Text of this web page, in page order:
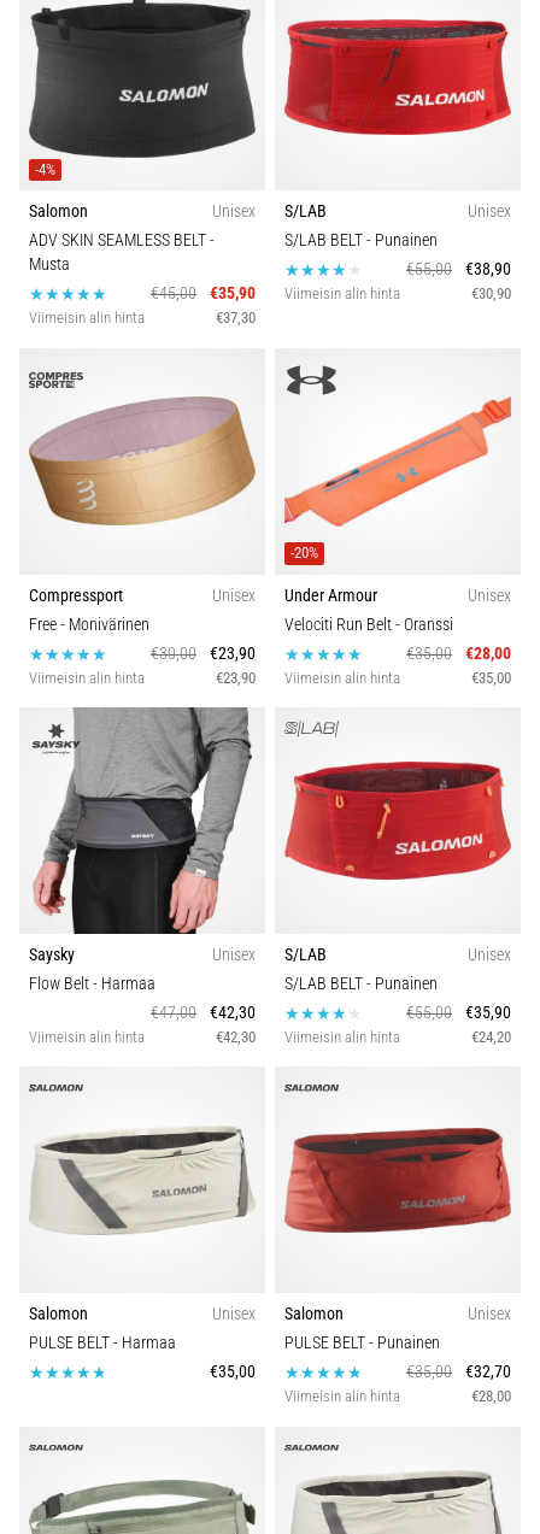
-4%
Salomon
Unisex
ADV SKIN SEAMLESS BELT-
Musta
€45,00
€35,90
Viimeisin alin hinta €37,30
S/LAB
Unisex
S/LAB BELT- Punainen
€55,00
€38,90
Viimeisin alin hinta €30,90
Compressport
Unisex
Free- Monivärinen
€30,00
€23,90
Viimeisin alin hinta €23,90
-20%
Under Armour
Unisex
Velociti Run Belt- Oranssi
€35,00
€28,00
Viimeisin alin hinta €35,00
Saysky
Unisex
Flow Belt- Harmaa
€47,00
€42,30
Viimeisin alin hinta €42,30
S/LAB
Unisex
S/LAB BELT- Punainen
€55,00
€35,90
Viimeisin alin hinta €24,20
Salomon
Unisex
PULSE BELT- Harmaa
€35,00
Salomon
Unisex
PULSE BELT- Punainen
€35,00
€32,70
Viimeisin alin hinta €28,00